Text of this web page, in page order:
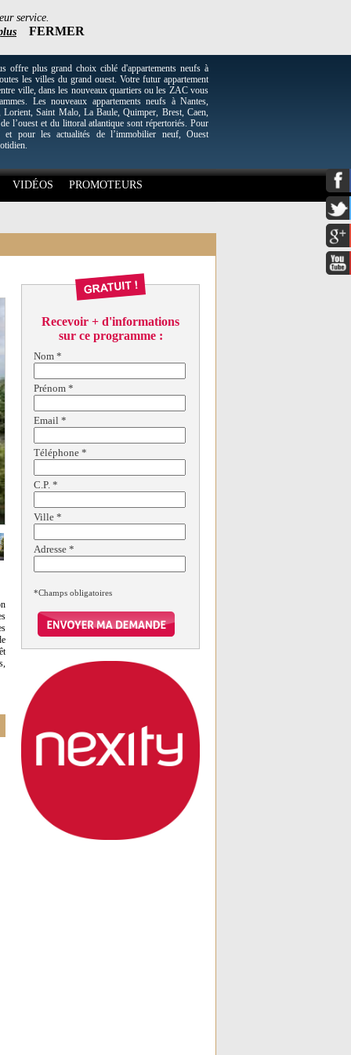
service.
FERMER
plus grand choix ciblé d'appartements neufs à
les villes du grand ouest. Votre futur appartement
ville, dans les nouveaux quartiers ou les ZAC vous
Les nouveaux appartements neufs à Nantes,
Lorient, Saint Malo, La Baule, Quimper, Brest, Caen,
l’ouest et du littoral atlantique sont répertoriés. Pour
et pour les actualités de l’immobilier neuf, Ouest
VIDÉOS PROMOTEURS
Recevoir + d'informations
sur ce programme :
Nom *
Prénom *
Email *
Téléphone *
C.P. *
Ville *
Adresse *
*Champs obligatoires